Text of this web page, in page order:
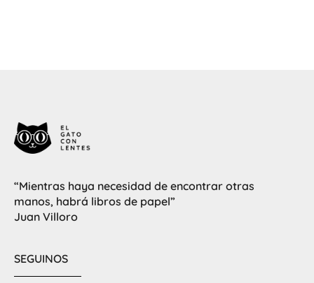
“Mientras haya necesidad de encontrar otras
manos, habrá libros de papel”
Juan Villoro
SEGUINOS